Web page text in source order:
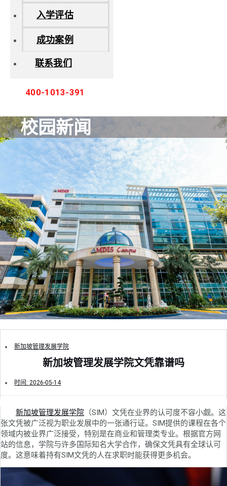
入学评估
成功案例
联系我们
400-1013-391
校园新闻
新加坡管理发展学院
新加坡管理发展学院文凭靠谱吗
时间: 2026-05-14
新加坡管理发展学院 （SIM）文凭在业界的认可度不容小觑。这
张文凭被广泛视为职业发展中的一张通行证。SIM提供的课程在各个
领域内被业界广泛接受，特别是在商业和管理类专业。根据官方网
站的信息，学院与许多国际知名大学合作，确保文凭具有全球认可
度。这意味着持有SIM文凭的人在求职时能获得更多机会。